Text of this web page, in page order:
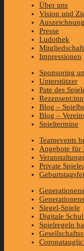
Über uns
Vision und
Presse
Ludothek
Mitgliedschaft
Impressionen
Sponsoring
Unterstützer
Pate des
Blog –
Blog –
Spieltermine
Teamevents
Angebote für
Private
Siegel-Spiele
Digitale
Spielregeln